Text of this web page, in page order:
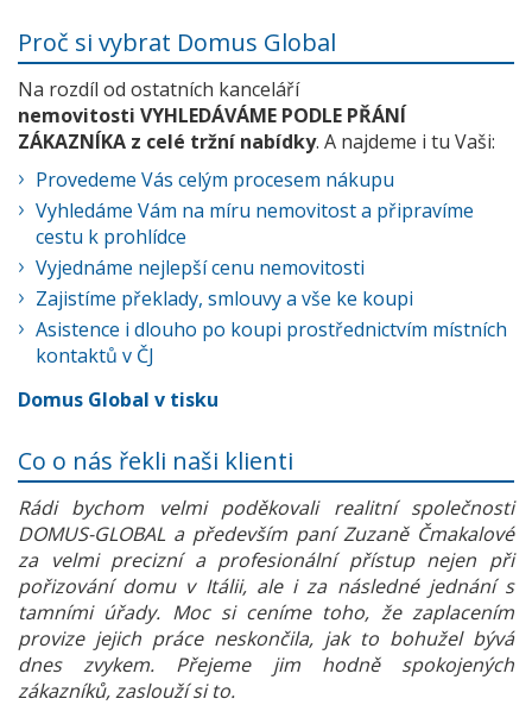
Proč si vybrat Domus Global
Na rozdíl od ostatních kanceláří
nemovitosti VYHLEDÁVÁME PODLE PŘÁNÍ
ZÁKAZNÍKA z celé tržní nabídky. A najdeme i tu Vaši:
Provedeme Vás celým procesem nákupu
Vyhledáme Vám na míru nemovitost a připravíme
cestu k prohlídce
Vyjednáme nejlepší cenu nemovitosti
Zajistíme překlady, smlouvy a vše ke koupi
Asistence i dlouho po koupi prostřednictvím místních
kontaktů v ČJ
Domus Global v tisku
Co o nás řekli naši klienti
Rádi bychom velmi poděkovali realitní společnosti
DOMUS-GLOBAL a především paní Zuzaně Čmakalové
za velmi precizní a profesionální přístup nejen při
pořizování domu v Itálii, ale i za následné jednání s
tamními úřady. Moc si ceníme toho, že zaplacením
provize jejich práce neskončila, jak to bohužel bývá
dnes zvykem. Přejeme jim hodně spokojených
zákazníků, zaslouží si to.